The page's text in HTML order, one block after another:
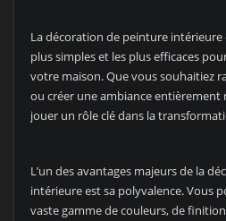
La décoration de peinture intérieure
plus simples et les plus efficaces
votre maison. Que vous souhaitiez
ou créer une ambiance
jouer un rôle clé dans la
L’un des avantages majeurs de la
intérieure est sa polyvalence. Vous
vaste gamme de couleurs, de